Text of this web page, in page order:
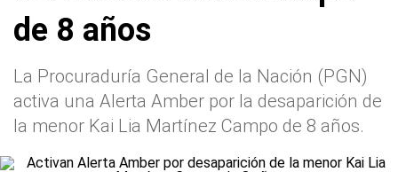
de 8 años
La Procuraduría General de la Nación (PGN)
activa una Alerta Amber por la desaparición de
la menor Kai Lia Martínez Campo de 8 años.